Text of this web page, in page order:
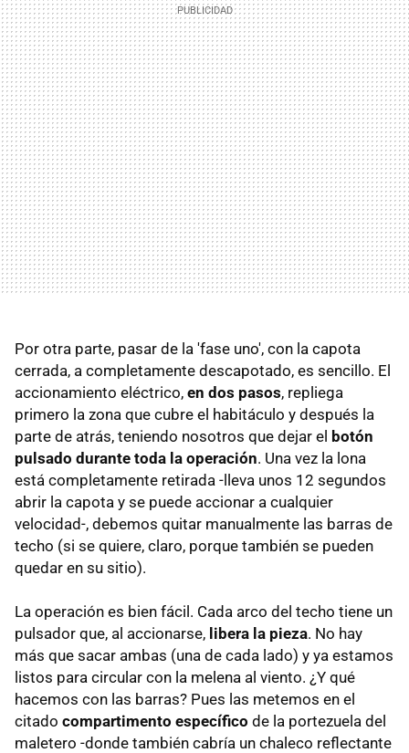
Por otra parte, pasar de la 'fase uno', con la capota
cerrada, a completamente descapotado, es sencillo. El
accionamiento eléctrico, en dos pasos, repliega
primero la zona que cubre el habitáculo y después la
parte de atrás, teniendo nosotros que dejar el botón
pulsado durante toda la operación. Una vez la lona
está completamente retirada -lleva unos 12 segundos
abrir la capota y se puede accionar a cualquier
velocidad-, debemos quitar manualmente las barras de
techo (si se quiere, claro, porque también se pueden
quedar en su sitio).
La operación es bien fácil. Cada arco del techo tiene un
pulsador que, al accionarse, libera la pieza. No hay
más que sacar ambas (una de cada lado) y ya estamos
listos para circular con la melena al viento. ¿Y qué
hacemos con las barras? Pues las metemos en el
citado compartimento específico de la portezuela del
maletero -donde también cabría un chaleco reflectante